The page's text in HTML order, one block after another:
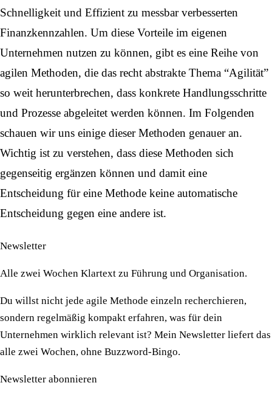
Schnelligkeit und Effizient zu messbar verbesserten
Finanzkennzahlen. Um diese Vorteile im eigenen
Unternehmen nutzen zu können, gibt es eine Reihe von
agilen Methoden, die das recht abstrakte Thema “Agilität”
so weit herunterbrechen, dass konkrete Handlungsschritte
und Prozesse abgeleitet werden können. Im Folgenden
schauen wir uns einige dieser Methoden genauer an.
Wichtig ist zu verstehen, dass diese Methoden sich
gegenseitig ergänzen können und damit eine
Entscheidung für eine Methode keine automatische
Entscheidung gegen eine andere ist.
Newsletter
Alle zwei Wochen Klartext zu Führung und Organisation.
Du willst nicht jede agile Methode einzeln recherchieren,
sondern regelmäßig kompakt erfahren, was für dein
Unternehmen wirklich relevant ist? Mein Newsletter liefert das
alle zwei Wochen, ohne Buzzword-Bingo.
Newsletter abonnieren